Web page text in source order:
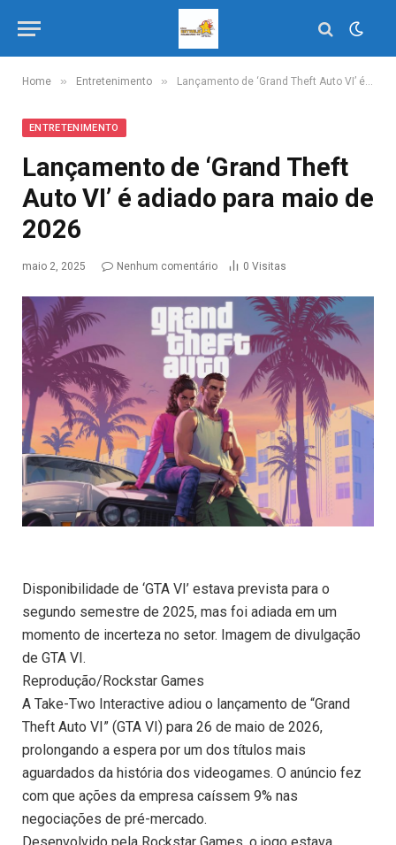
Home » Entretenimento » Lançamento de ‘Grand Theft Auto VI’ é adiado para maio de 2026
ENTRETENIMENTO
Lançamento de ‘Grand Theft
Auto VI’ é adiado para maio de
2026
maio 2, 2025 Nenhum comentário 0 Visitas
Disponibilidade de ‘GTA VI’ estava prevista para o
segundo semestre de 2025, mas foi adiada em um
momento de incerteza no setor. Imagem de divulgação
de GTA VI.
Reprodução/Rockstar Games
A Take-Two Interactive adiou o lançamento de “Grand
Theft Auto VI” (GTA VI) para 26 de maio de 2026,
prolongando a espera por um dos títulos mais
aguardados da história dos videogames. O anúncio fez
com que ações da empresa caíssem 9% nas
negociações de pré-mercado.